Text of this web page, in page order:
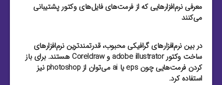
معرفی نرم‌افزارهایی که از فرمت‌های فایل‌های وکتور پشتیبانی
می‌کنند
در بین نرم‌افزارهای گرافیکی محبوب، قدرتمند‌ترین نرم‌افزارهای
ساخت وکتور adobe illustrator و Coreldraw هستند. برای باز
کردن فرمت‌هایی چون eps یا ai می‌توان از photoshop نیز
استفاده کرد.